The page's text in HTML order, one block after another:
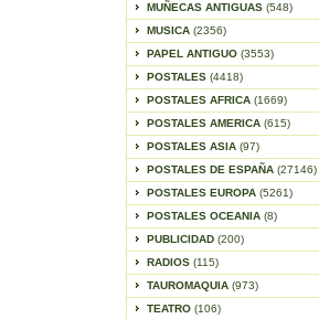
MUÑECAS ANTIGUAS (548)
MUSICA (2356)
PAPEL ANTIGUO (3553)
POSTALES (4418)
POSTALES AFRICA (1669)
POSTALES AMERICA (615)
POSTALES ASIA (97)
POSTALES DE ESPAÑA (27146)
POSTALES EUROPA (5261)
POSTALES OCEANIA (8)
PUBLICIDAD (200)
RADIOS (115)
TAUROMAQUIA (973)
TEATRO (106)